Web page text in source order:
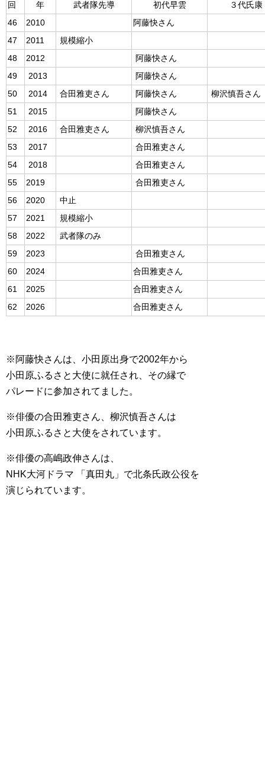
回 年 武者隊先導 初代早雲
３代氏康
46
2010
阿藤快さん
47
2011
規模縮小
48
2012
阿藤快さん
49
2013
阿藤快さん
50
2014 合田雅吏さん 阿藤快さん
柳沢慎吾さん
51
2015
阿藤快さん
52
2016 合田雅吏さん
柳沢慎吾さん
53
2017
合田雅吏さん
54
2018
合田雅吏さん
55
2019
合田雅吏さん
56
2020
中止
57
2021
規模縮小
58
2022
武者隊のみ
59
2023
合田雅吏さん
60
2024
合田雅吏さん
61
2025
合田雅吏さん
62
2026 合田雅吏さん
※阿藤快さんは、小田原出身で2002年から
小田原ふるさと大使に就任され、その縁で
パレードに参加されてました。
※俳優の合田雅吏さん、柳沢慎吾さんは
小田原ふるさと大使をされています。
※俳優の高嶋政伸さんは、
NHK大河ドラマ 「真田丸」で北条氏政公役を
演じられています。